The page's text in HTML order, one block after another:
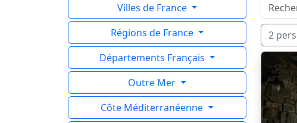
Villes de France
Régions de France
Départements Français
Outre Mer
Côte Méditerranéenne
2